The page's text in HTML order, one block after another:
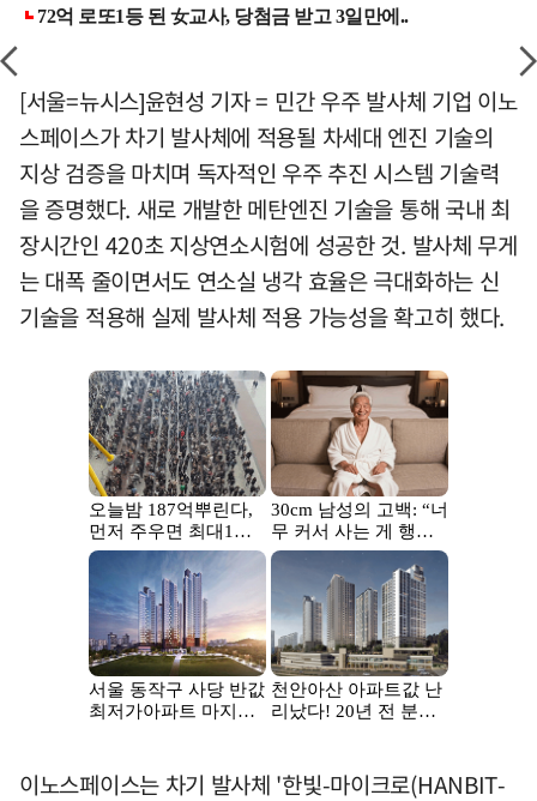
[서울=뉴시스]윤현성 기자 = 민간 우주 발사체 기업 이노
스페이스가 차기 발사체에 적용될 차세대 엔진 기술의
지상 검증을 마치며 독자적인 우주 추진 시스템 기술력
을 증명했다. 새로 개발한 메탄엔진 기술을 통해 국내 최
장시간인 420초 지상연소시험에 성공한 것. 발사체 무게
는 대폭 줄이면서도 연소실 냉각 효율은 극대화하는 신
기술을 적용해 실제 발사체 적용 가능성을 확고히 했다.
이노스페이스는 차기 발사체 '한빛-마이크로(HANBIT-